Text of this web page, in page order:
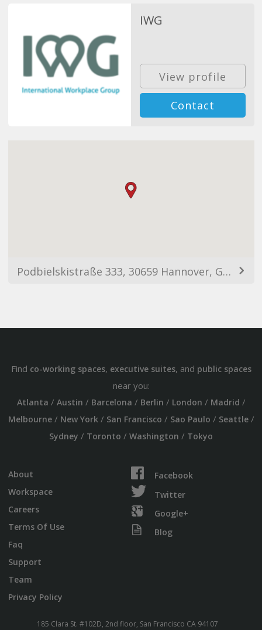
IWG
View profile
Contact
Podbielskistraße 333, 30659 Hannover, Germany
Find co-working spaces, executive suites, and public spaces
near you:
Atlanta / Austin / Barcelona / Berlin / London / Madrid /
Melbourne/ New York/ San Francisco / Sao Paulo / Seattle/
Sydney / Toronto / Washington / Tokyo
About
Workspace
Careers
Terms Of Use
Faq
Support
Team
Privacy Policy
Facebook
Twitter
Google+
Blog
185 Clara St. #102D, 2nd floor, San Francisco CA 94107